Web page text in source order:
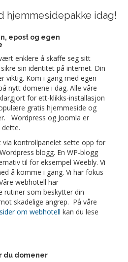
hjemmesidepakke idag!
epost og egen
enklere å skaffe seg sitt
sin identitet på internet. Din
viktig. Kom i gang med egen
nytt domene i dag. Alle våre
for ett-klikks-installasjon
gratis hjemmeside og
Wordpress og Joomla er
dette.
via kontrollpanelet sette opp for
blogg. En WP-blogg
til for eksempel Weebly. Vi
å komme i gang. Vi har fokus
webhotell har
rutiner som beskytter din
skadelige angrep. På våre
om webhotell kan du lese
du domener